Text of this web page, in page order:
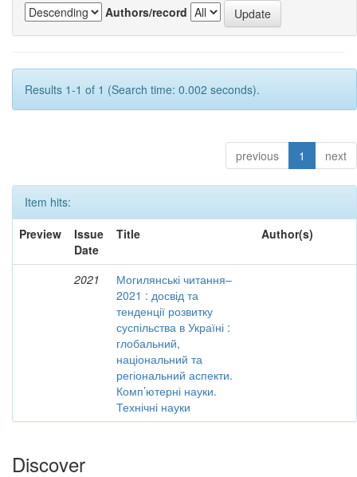
Authors/record
Results 1-1 of 1 (Search time: 0.002 seconds).
previous 1 next
Item hits:
Preview
Issue
Date
Title Author(s)
2021
Могилянські читання–
2021 : досвід та
тенденції розвитку
суспільства в Україні :
глобальний,
національний та
регіональний аспекти.
Комп’ютерні науки.
Технічні науки
Discover